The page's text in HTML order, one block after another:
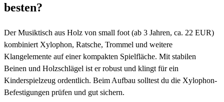
besten?
Der Musiktisch aus Holz von small foot (ab 3 Jahren, ca. 22 EUR)
kombiniert Xylophon, Ratsche, Trommel und weitere
Klangelemente auf einer kompakten Spielfläche. Mit stabilen
Beinen und Holzschlägel ist er robust und klingt für ein
Kinderspielzeug ordentlich. Beim Aufbau solltest du die Xylophon-
Befestigungen prüfen und gut sichern.